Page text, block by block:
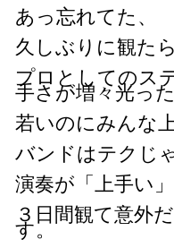
あっ忘れてた、
久しぶりに観た
プロとしてのス
手さが増々光っ
若いのにみんな
バンドはテクじ
演奏が「上手い
３日間観て意外
す。